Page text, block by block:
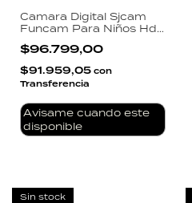
Camara Digital Sjcam
Funcam Para Niños Hd
1080p Pegatinas Blanco
$96.799,00
$91.959,05 con
Transferencia
Avisame cuando este
disponible
Sin stock